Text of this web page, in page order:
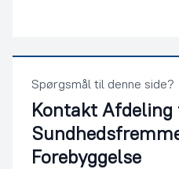
Spørgsmål til denne side?
Kontakt Afdeling
Forebyggelse